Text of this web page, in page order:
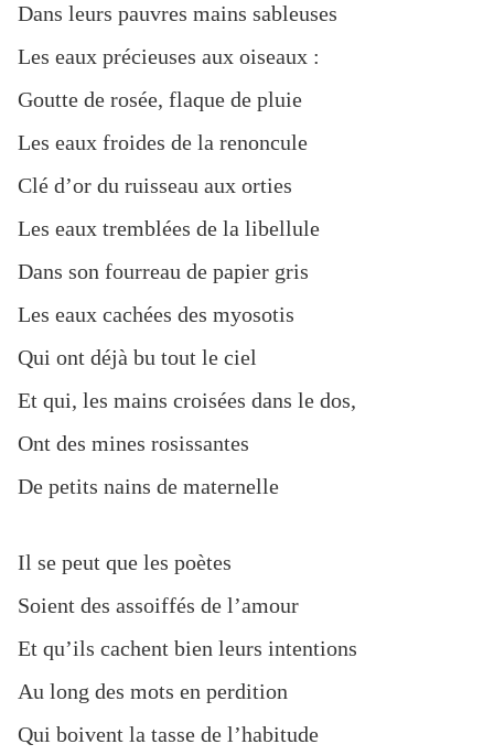
Dans leurs pauvres mains sableuses
Les eaux précieuses aux oiseaux :
Goutte de rosée, flaque de pluie
Les eaux froides de la renoncule
Clé d’or du ruisseau aux orties
Les eaux tremblées de la libellule
Dans son fourreau de papier gris
Les eaux cachées des myosotis
Qui ont déjà bu tout le ciel
Et qui, les mains croisées dans le dos,
Ont des mines rosissantes
De petits nains de maternelle
Il se peut que les poètes
Soient des assoiffés de l’amour
Et qu’ils cachent bien leurs intentions
Au long des mots en perdition
Qui boivent la tasse de l’habitude